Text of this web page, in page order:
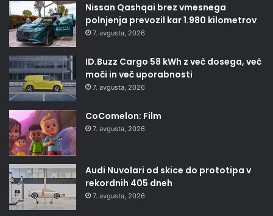
Nissan Qashqai brez vmesnega
polnjenja prevozil kar 1.980 kilometrov
7. avgusta, 2026
ID.Buzz Cargo 58 kWh z več dosega, več
moči in več uporabnosti
7. avgusta, 2026
CoComelon: Film
7. avgusta, 2026
Audi Nuvolari od skice do prototipa v
rekordnih 405 dneh
7. avgusta, 2026